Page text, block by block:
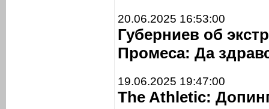
20.06.2025 16:53:00
Губерниев об
Промеса: Да
19.06.2025 19:47:00
The Athletic: